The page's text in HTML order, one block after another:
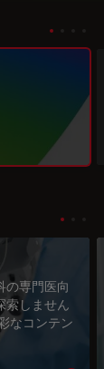
の専門医向
索しません
なコンテン